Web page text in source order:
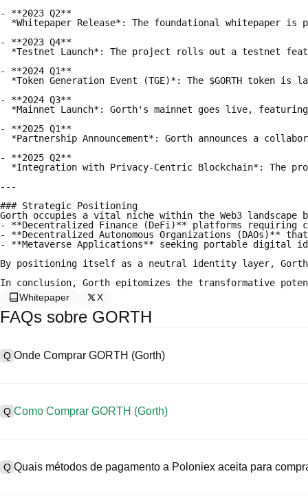
- **2023 Q2**
*Whitepaper Release*: The foundational whitepaper is
- **2023 Q4**
*Testnet Launch*: The project rolls out a testnet
- **2024 Q1**
*Token Generation Event (TGE)*: The $GORTH token is
- **2024 Q3**
*Mainnet Launch*: Gorth's mainnet goes live,
- **2025 Q1**
*Partnership Announcement*: Gorth announces a
- **2025 Q2**
*Integration with Privacy-Centric Blockchain*: The
---
### Strategic Positioning
Gorth occupies a vital niche within the Web3
- **Decentralized Finance (DeFi)** platforms requiring
- **Decentralized Autonomous Organizations (DAOs)**
- **Metaverse Applications** seeking portable digital
By positioning itself as a neutral identity layer, Gorth
Whitepaper X
FAQs sobre GORTH
Q Onde Comprar GORTH (Gorth)
interfaces fáceis de usar, elevada liquidez e uma variedade de
Poloniex suporta trading em diversas criptos, incluindo GORTH, e
1. Crie uma conta e conclua a verificação KYC.
2. Deposite moedas fiduciárias e criptos na sua conta.
Q Como Comprar GORTH (Gorth)
GORTH (Gorth) e uma ampla variedade de ativos digitais de alta
Q Quais métodos de pagamento a Poloniex aceita para